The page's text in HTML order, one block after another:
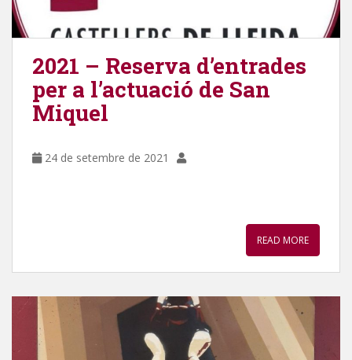
2021 – Reserva d’entrades
per a l’actuació de San
Miquel
24 de setembre de 2021
READ MORE